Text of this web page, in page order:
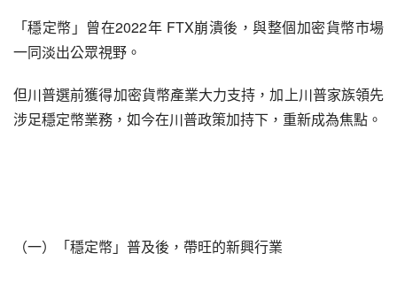
「穩定幣」曾在2022年 FTX崩潰後，與整個加密貨幣市場
一同淡出公眾視野。
但川普選前獲得加密貨幣產業大力支持，加上川普家族領先
涉足穩定幣業務，如今在川普政策加持下，重新成為焦點。
（一）「穩定幣」普及後，帶旺的新興行業